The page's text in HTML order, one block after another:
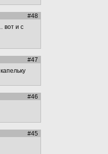
#48
вот и с
#47
#46
#45